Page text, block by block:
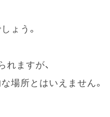
ょう。
ますが、
場所とはいえません。